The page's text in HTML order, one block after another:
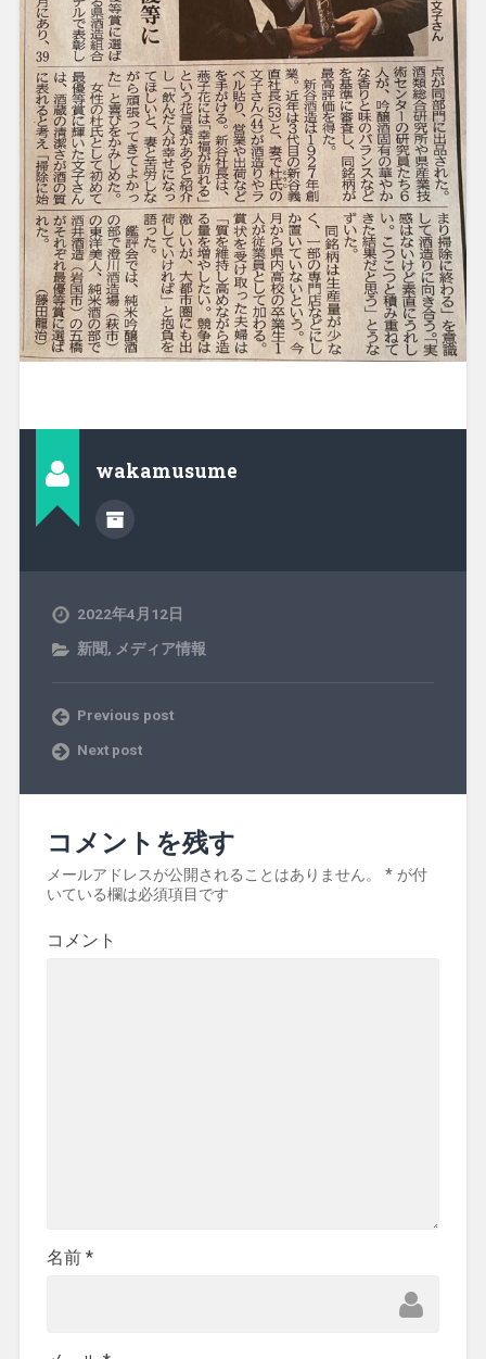
wakamusume
2022年4月12日
新聞, メディア情報
Previous post
Next post
コメントを残す
メールアドレスが公開されることはありません。 *が付
いている欄は必須項目です
コメント
名前 *